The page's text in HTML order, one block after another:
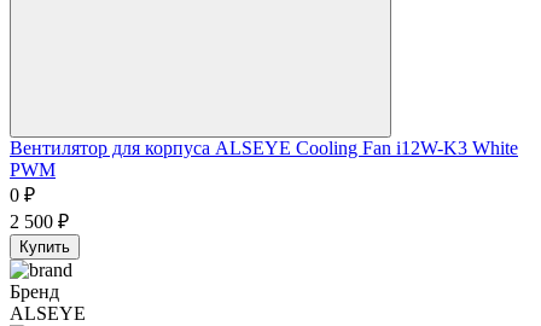
Вентилятор для корпуса ALSEYE Cooling Fan i12W-K3 White
PWM
0 ₽
2 500 ₽
Купить
Бренд
ALSEYE